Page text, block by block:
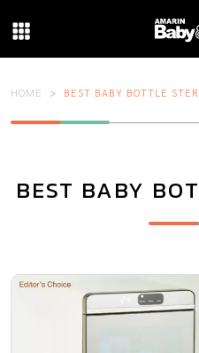
HOME BEST BABY BOTTLE
BEST BABY